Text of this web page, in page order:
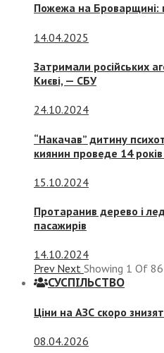
Пожежа на Броварщині:
14.04.2025
Затримали російських
Києві, — СБУ
24.10.2024
“Накачав” дитину
киянин проведе 14
15.10.2024
Протаранив дерево і
пасажирів
14.10.2024
Prev Next Showing 1 Of 86
СУСПIЛЬСТВО
Ціни на АЗС скоро
08.04.2026